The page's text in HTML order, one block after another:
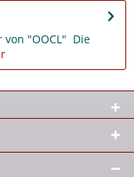
von "OOCL" Die